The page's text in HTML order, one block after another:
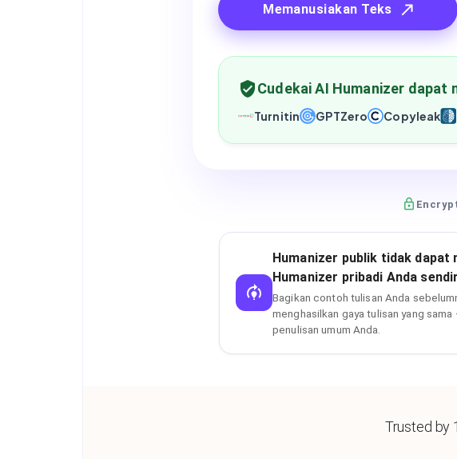
Memanusiakan Teks
Cudekai AI Humanizer
Turnitin GPTZero Copyleak
Humanizer publik tidak dapat
Humanizer pribadi Anda
Bagikan contoh tulisan Anda
menghasilkan gaya tulisan yang
penulisan umum Anda.
Trusted by